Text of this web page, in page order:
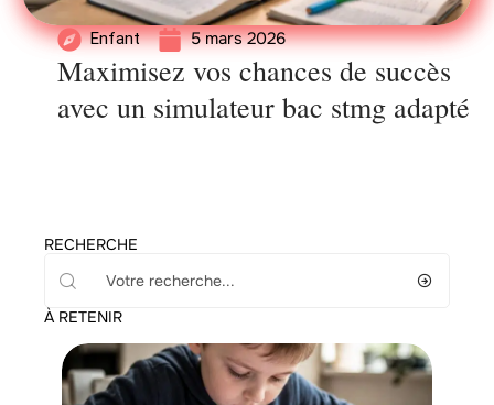
Enfant 5 mars 2026
Maximisez vos chances de succès
avec un simulateur bac stmg adapté
RECHERCHE
À RETENIR